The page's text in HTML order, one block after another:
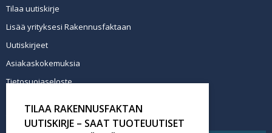
Tilaa uutiskirje
Lisää yrityksesi Rakennusfaktaan
Uutiskirjeet
Asiakaskokemuksia
Tietosuojaseloste
Tilaa uutiskirje
TILAA RAKENNUSFAKTAN
UUTISKIRJE – SAAT TUOTEUUTISET